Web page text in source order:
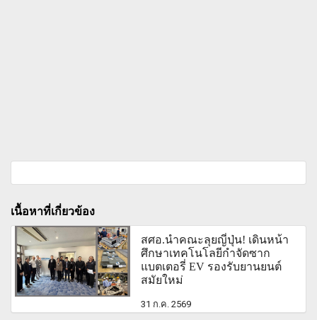
เนื้อหาที่เกี่ยวข้อง
สศอ.นำคณะลุยญี่ปุ่น! เดินหน้า
ศึกษาเทคโนโลยีกำจัดซาก
แบตเตอรี่ EV รองรับยานยนต์
สมัยใหม่
31 ก.ค. 2569